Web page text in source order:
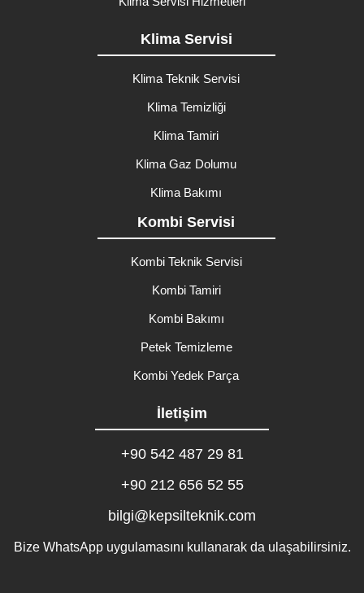
Klima Servisi
Klima Teknik Servisi
Klima Temizliği
Klima Tamiri
Klima Gaz Dolumu
Klima Bakımı
Kombi Servisi
Kombi Teknik Servisi
Kombi Tamiri
Kombi Bakımı
Petek Temizleme
Kombi Yedek Parça
İletişim
+90 542 487 29 81
+90 212 656 52 55
bilgi@kepsilteknik.com
Bize WhatsApp uygulamasını kullanarak da ulaşabilirsiniz.